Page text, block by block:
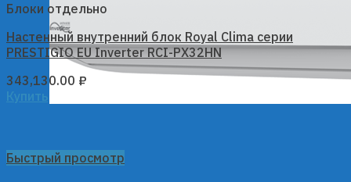
Быстрый просмотр
Блоки отдельно
Настенный внутренний блок Royal Clima серии
PRESTIGIO EU Inverter RCI-PX32HN
343,130.00 ₽
Купить